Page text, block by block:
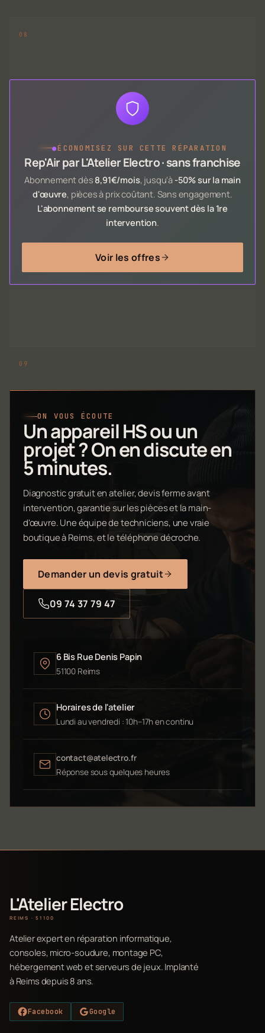
●ÉCONOMISEZ SUR CETTE RÉPARATION
Rep'Air par L'Atelier Electro · sans franchise
Abonnement dès 8,91€/mois, jusqu'à -50% sur la main
d'œuvre, pièces à prix coûtant. Sans engagement.
L'abonnement se rembourse souvent dès la 1re
intervention
Voir les offres
ON VOUS ÉCOUTE
Un appareil HS ou un
projet ? On en discute en
5 minutes.
Diagnostic gratuit en atelier, devis ferme avant
intervention, garantie sur les pièces et la main-
d'œuvre. Une équipe de techniciens, une vraie
boutique à Reims, et le téléphone décroche.
Demander un devis gratuit
09 74 37 79 47
6 Bis Rue Denis Papin
51100 Reims
Horaires de l'atelier
Lundi au vendredi : 10h–17h en continu
contact@atelectro.fr
Réponse sous quelques heures
L'Atelier Electro
REIMS · 51100
Atelier expert en réparation informatique,
consoles, micro-soudure, montage PC,
hébergement web et serveurs de jeux. Implanté
à Reims depuis 8 ans.
Facebook Google